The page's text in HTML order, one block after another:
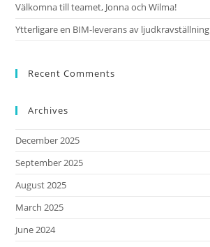
Välkomna till teamet, Jonna och Wilma!
Ytterligare en BIM-leverans av ljudkravställning
Recent Comments
Archives
December 2025
September 2025
August 2025
March 2025
June 2024